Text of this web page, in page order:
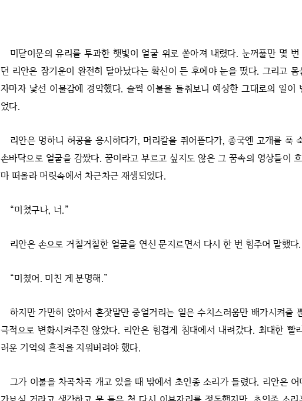
미닫이문의 유리를 투과한 햇빛이 얼굴 위로 쏟아져 내렸다. 눈꺼풀만 몇 번
던 리안은 잠기운이 완전히 달아났다는 확신이 든 후에야 눈을 떴다. 그리고 몸
자마자 낯선 이물감에 경악했다. 슬쩍 이불을 들춰보니 예상한 그대로의 일이
었다.
리안은 멍하니 허공을 응시하다가, 머리칼을 쥐어뜯다가, 종국엔 고개를 푹
손바닥으로 얼굴을 감쌌다. 꿈이라고 부르고 싶지도 않은 그 꿈속의 영상들이
마 떠올라 머릿속에서 차근차근 재생되었다.
“미쳤구나, 너.”
리안은 손으로 거칠거칠한 얼굴을 연신 문지르면서 다시 한 번 힘주어 말했다.
“미쳤어. 미친 게 분명해.”
하지만 가만히 앉아서 혼잣말만 중얼거리는 일은 수치스러움만 배가시켜줄
극적으로 변화시켜주진 않았다. 리안은 힘겹게 침대에서 내려갔다. 최대한 빨
러운 기억의 흔적을 지워버려야 했다.
그가 이불을 차곡차곡 개고 있을 때 밖에서 초인종 소리가 들렸다. 리안은 어